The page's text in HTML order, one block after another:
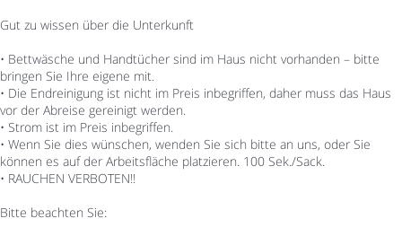
Gut zu wissen über die Unterkunft
• Bettwäsche und Handtücher sind im Haus nicht vorhanden – bitte
bringen Sie Ihre eigene mit.
• Die Endreinigung ist nicht im Preis inbegriffen, daher muss das Haus
vor der Abreise gereinigt werden.
• Strom ist im Preis inbegriffen.
• Wenn Sie dies wünschen, wenden Sie sich bitte an uns, oder Sie
können es auf der Arbeitsfläche platzieren. 100 Sek./Sack.
• RAUCHEN VERBOTEN!!
Bitte beachten Sie: